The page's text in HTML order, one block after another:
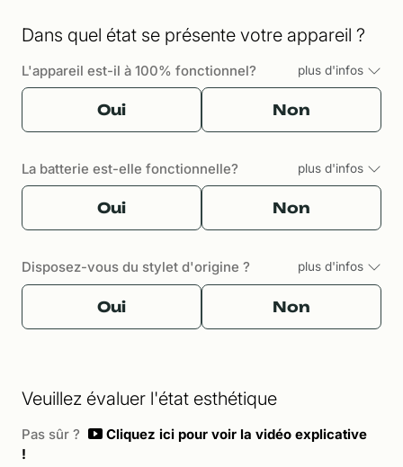
Dans quel état se présente votre appareil ?
L'appareil est-il à 100% fonctionnel? plus d'infos
Oui Non
La batterie est-elle fonctionnelle? plus d'infos
Oui Non
Disposez-vous du stylet d'origine ? plus d'infos
Oui Non
Veuillez évaluer l'état esthétique
Pas sûr ?
Cliquez ici pour voir la vidéo explicative
!